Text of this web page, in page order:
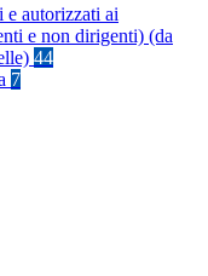
autorizzati ai
e non dirigenti) (da
44
7